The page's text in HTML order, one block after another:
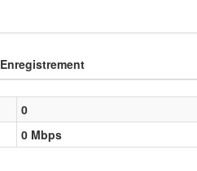
Enregistrement
0
0 Mbps